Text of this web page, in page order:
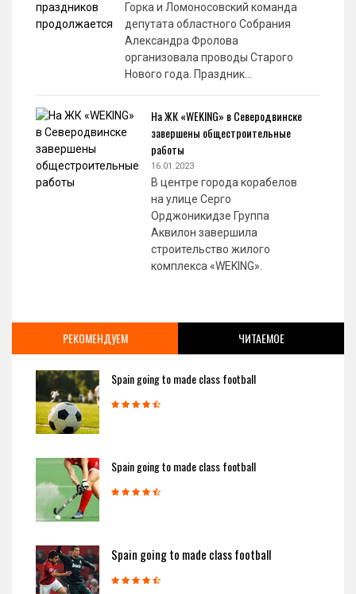
Горка и Ломоносовский команда
депутата областного Собрания
Александра Фролова
организовала проводы Старого
Нового года. Праздник…
На ЖК «WEKING» в Северодвинске
завершены общестроительные
работы
16.01.2023
В центре города корабелов
на улице Серго
Орджоникидзе Группа
Аквилон завершила
строительство жилого
комплекса «WEKING».
РЕКОМЕНДУЕМ ЧИТАЕМОЕ
Spain going to made class football
Spain going to made class football
Spain going to made class football